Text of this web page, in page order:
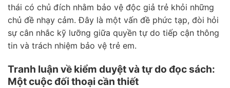
thái có chủ đích nhằm bảo vệ độc giả trẻ khỏi những
chủ đề nhạy cảm. Đây là một vấn đề phức tạp, đòi hỏi
sự cân nhắc kỹ lưỡng giữa quyền tự do tiếp cận thông
tin và trách nhiệm bảo vệ trẻ em.
Tranh luận về kiểm duyệt và tự do đọc sách:
Một cuộc đối thoại cần thiết